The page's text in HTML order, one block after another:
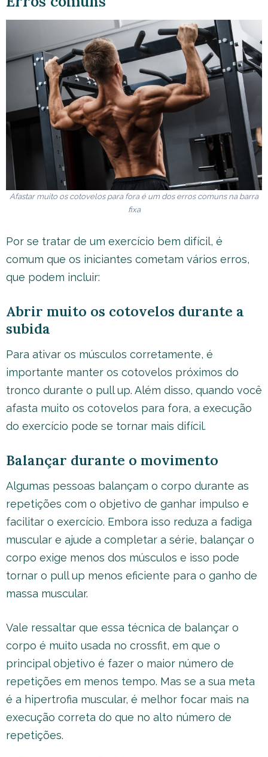
Afastar muito os cotovelos para fora é um dos erros comuns na barra
fixa
Por se tratar de um exercício bem difícil, é
comum que os iniciantes cometam vários erros,
que podem incluir:
Abrir muito os cotovelos durante a
subida
Para ativar os músculos corretamente, é
importante manter os cotovelos próximos do
tronco durante o pull up. Além disso, quando você
afasta muito os cotovelos para fora, a execução
do exercício pode se tornar mais difícil.
Balançar durante o movimento
Algumas pessoas balançam o corpo durante as
repetições com o objetivo de ganhar impulso e
facilitar o exercício. Embora isso reduza a fadiga
muscular e ajude a completar a série, balançar o
corpo exige menos dos músculos e isso pode
tornar o pull up menos eficiente para o ganho de
massa muscular.
Vale ressaltar que essa técnica de balançar o
corpo é muito usada no crossfit, em que o
principal objetivo é fazer o maior número de
repetições em menos tempo. Mas se a sua meta
é a hipertrofia muscular, é melhor focar mais na
execução correta do que no alto número de
repetições.